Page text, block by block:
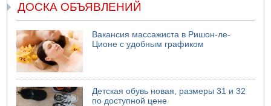
ДОСКА ОБЪЯВЛЕНИЙ
Вакансия массажиста в Ришон-ле-
Ционе с удобным графиком
Детская обувь новая, размеры 31 и 32
по доступной цене